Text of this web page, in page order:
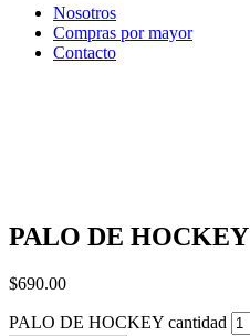
Nosotros
Compras por mayor
Contacto
PALO DE HOCKEY
$690.00
PALO DE HOCKEY cantidad